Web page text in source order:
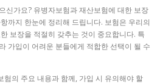
신가요? 유병자보험과 재산보험에 대한 보장
까지 한눈에 정리해 드립니다. 보험은 우리의
보장을 적절히 갖추는 것이 중요합니다. 특
가입이 어려운 분들에게 적합한 선택이 될 수
험의 주요 내용과 함께, 가입 시 유의해야 할